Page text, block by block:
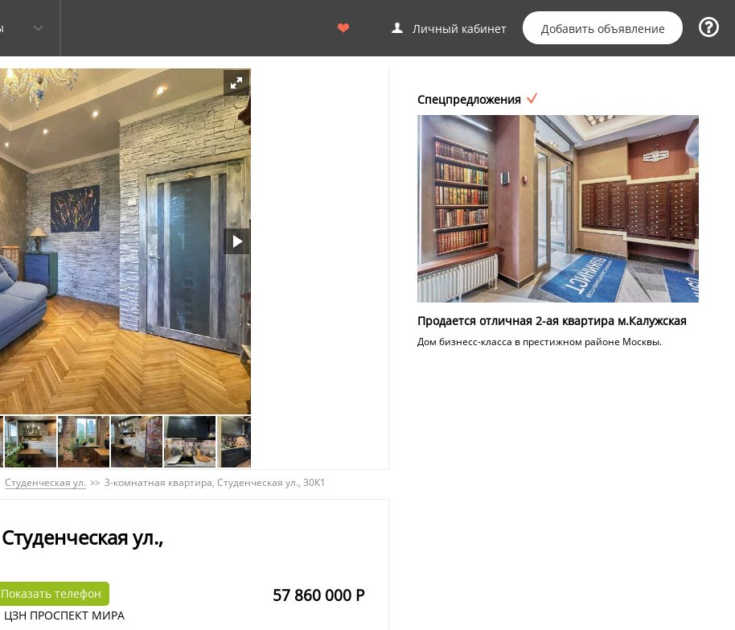
Личный кабинет Добавить объявление
Спецпредложения
Продается отличная 2-ая квартира м.Калужская
Дом бизнесс-класса в престижном районе Москвы.
Студенческая ул. 3-комнатная квартира, Студенческая ул., 30К1
ул.,
57 860 000 Р
Показать телефон
ЦЗН ПРОСПЕКТ МИРА